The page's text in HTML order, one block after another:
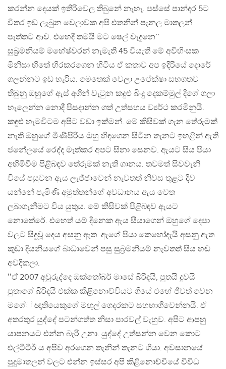
කරන්න දෙයක් ඉතිරිවෙල තිබුනේ නැහැ. පස්සේ පාන්දර 5ට
විතර ඉඩ ලැබුන වෙලාවක අපි එතනින් පැනල මාතලන්
පැත්තට ආව. එහෙදී තමයි මට ෂෙල් වැදුනෙ’’
සුබ්‍රමනියම් මහේෂ්වරන් නැමැති 45 වියැති මේ අවිහිංසක
මිනිසා හිතේ හිරකරගෙන හිටිය ඒ කතාව අප ඉදිරියේ දොරේ
ගලන්නට ඉඩ හැරිය. මෙතෙක් වෙලා උපේක්ෂා සහගතව
තිබුනු ඔහුගේ ඇස් අගින් වැටුන කදුළු බිංදු දෙකම්මුල් දිගේ ගලා
හැලෙන්න නොදී පිසදාන්න ගත් උත්සහය ව්‍යර්ථ කරමිනුයි.
කඳුළු හැමවිටම අපිට වඩා ඉක්මන්. මේ කිසිවක් ගැන තේරුමක්
නැති ඔහුගේ මිණිපිරිය ඔහු හිඳගෙන සිටින තැනට ඉහළින් ඇති
ජනේලයේ රෙද්ද මෑත්කර අපට සිනා සෙනව. ඇයට සිය පියා
අහිමිවීම පිළිබඳව තේරුමක් නැති ගානය. තවමත් සිවවැනි
වියේ පසුවන ඇය ලැජ්ජාවෙන් නැවතත් නිවස තුළට දිව
යන්නේ පැමිණි අමුත්තන්ගේ අවධානය ඇය වෙත
ලබාගැනීමට විය යුතුය. මේ කිසිවක් පිළිබඳව ඇයට
නොතේරේ. එහෙත් යම් දිනෙක ඇය සීයාගෙන් ඔහුගේ දෙපා
වලට සිදුවූ දෙය අසනු ඇත. ඇගේ පියා කෙහෝදැයි අසනු ඇත.
කුඩා දියනියගේ බාධාවෙන් පසු සුබ්‍රමනියම් නැවතත් සිය හඬ
අවදිකලා.
‛‛ඒ 2007 අවුරුද්දෙ ඔක්තෝබර් මාසේ බිරිඳයි, පුතයි දුවයි
පුතාගේ බිරිඳයි එක්ක කිළිනොච්චියට ගියේ එහේ ජීවත් වෙන
මගේ් ඥාතියෙකුගේ මඟුල් ගෙදරකට සහභාගීවෙන්නයි. ඒ
අතරතුර යුද්දේ පටන්ගත්ත නිසා පාරවල් වැහුව. අපිට ආපහු
යාපනයට එන්න බැරි උනා. යුද්දේ උත්සන්න වෙන කොට
එල්ටීටීඊ ය අපිව අරගෙන තැනින් තැනට ගියා. අවසානයේ
පුදුමාතලන් වලට එන්න ඉස්සර අපි කිළිනොච්චියේ විවිධ